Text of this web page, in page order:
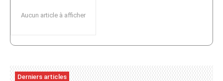
Aucun article à afficher
Derniers articles